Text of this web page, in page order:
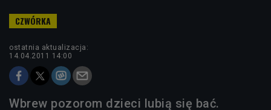
ostatnia aktualizacja:
14.04.2011 14:00
Wbrew pozorom dzieci lubią się bać.